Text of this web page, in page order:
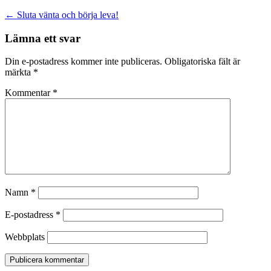
Inläggsnavigering
← Sluta vänta och börja leva!
Lämna ett svar
Din e-postadress kommer inte publiceras. Obligatoriska fält är
märkta *
Kommentar *
Namn *
E-postadress *
Webbplats